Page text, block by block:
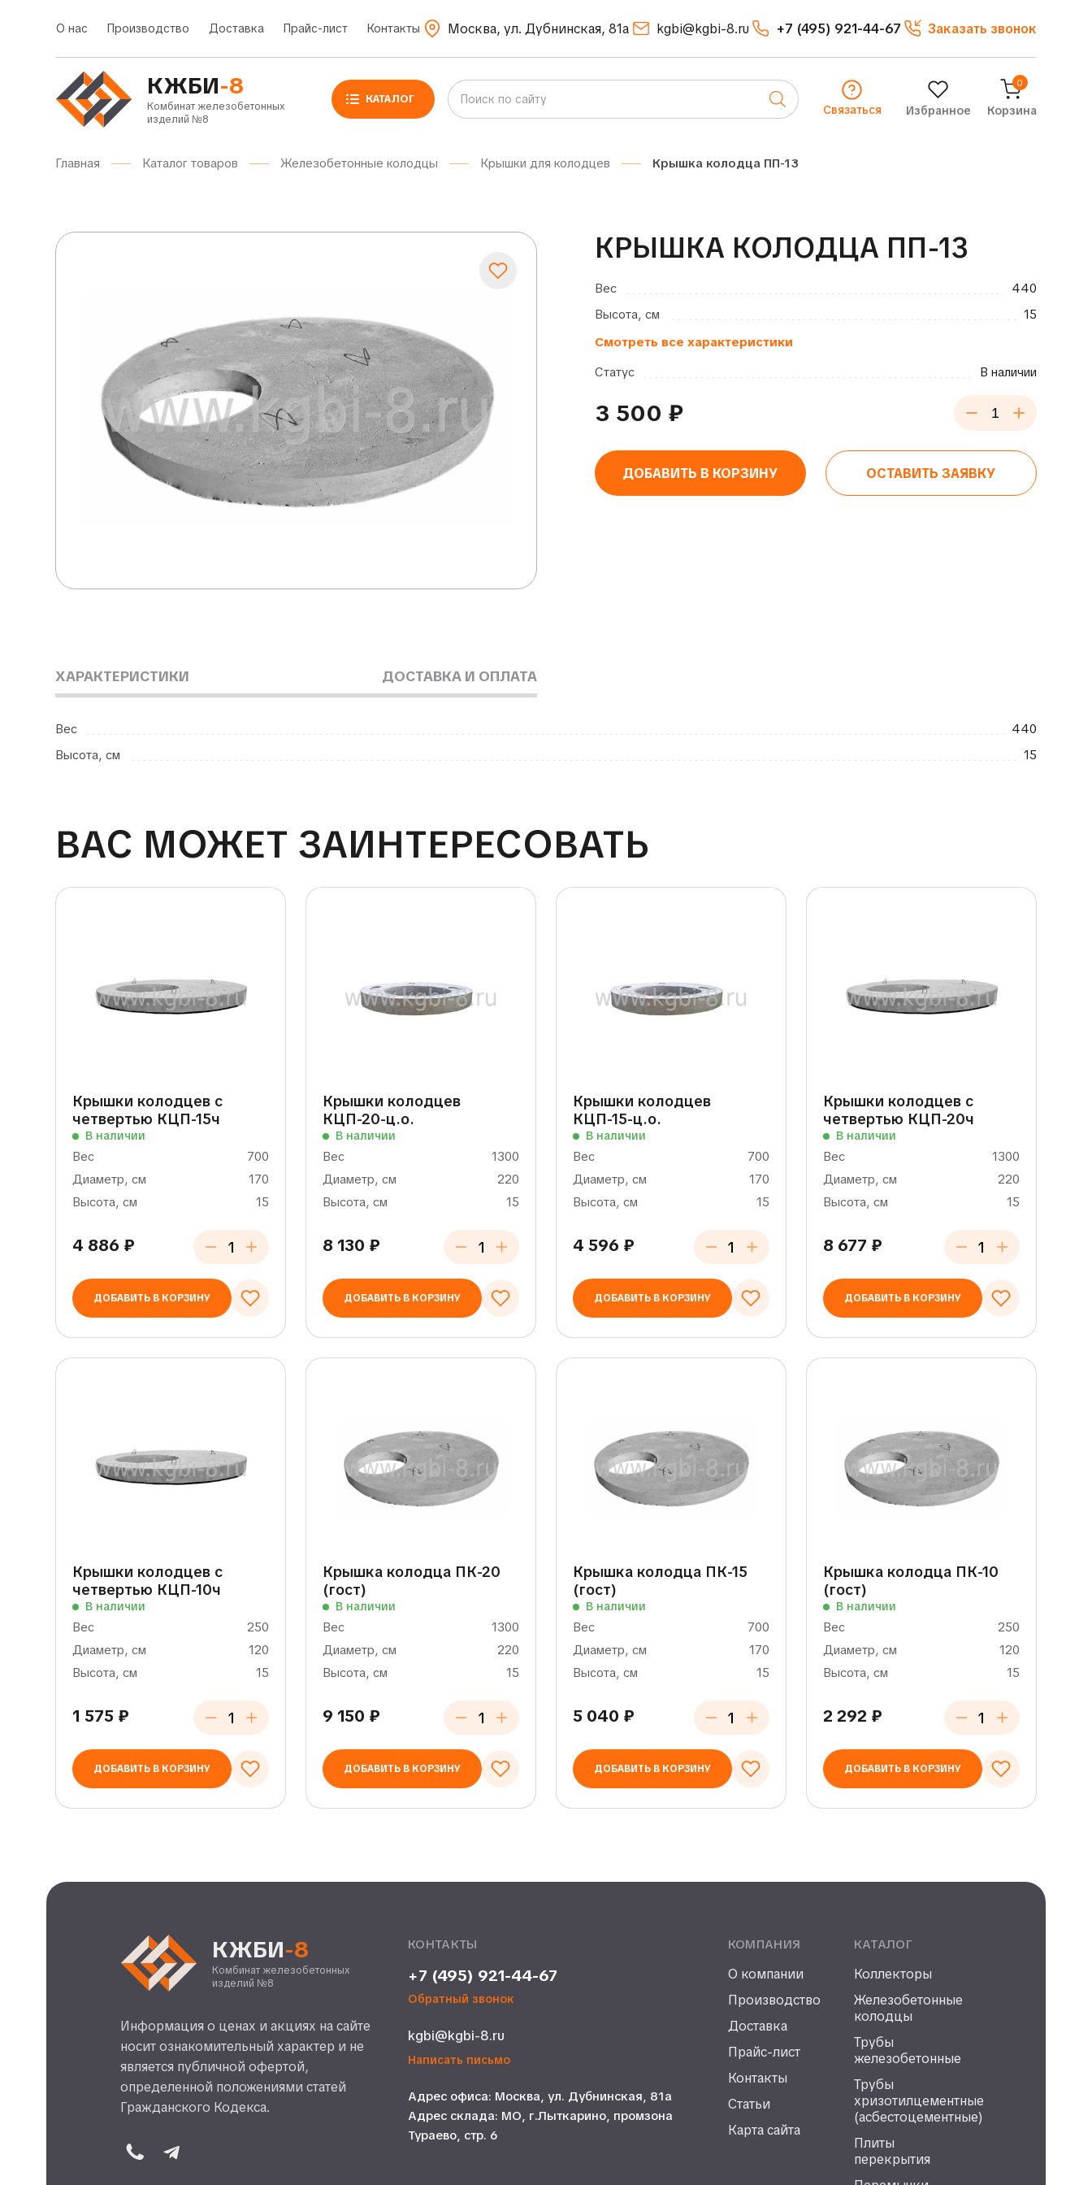
О нас Производство Доставка Прайс-лист Контакты Москва, ул. Дубнинская, 81а kgbi@kgbi-8.ru +7 (495) 921-44-67 Заказать звонок
КЖБИ-8
Комбинат железобетонных
изделий №8
КАТАЛОГ
Связаться Избранное
0
Корзина
Главная Каталог товаров Железобетонные колодцы Крышки для колодцев Крышка колодца ПП-13
КРЫШКА КОЛОДЦА ПП-13
Вес
440
Высота, см
15
Смотреть все характеристики
Статус
В наличии
3 500 ₽
ДОБАВИТЬ В КОРЗИНУ ОСТАВИТЬ ЗАЯВКУ
ХАРАКТЕРИСТИКИ ДОСТАВКА И ОПЛАТА
Вес
440
Высота, см
15
ВАС МОЖЕТ ЗАИНТЕРЕСОВАТЬ
Крышки колодцев с
четвертью КЦП-15ч
В наличии
Вес
700
Диаметр, см
170
Высота, см
15
4 886 ₽
ДОБАВИТЬ В КОРЗИНУ
Крышки колодцев
КЦП-20-ц.о.
В наличии
Вес
1300
Диаметр, см
220
Высота, см
15
8 130 ₽
ДОБАВИТЬ В КОРЗИНУ
Крышки колодцев
КЦП-15-ц.о.
В наличии
Вес
700
Диаметр, см
170
Высота, см
15
4 596 ₽
ДОБАВИТЬ В КОРЗИНУ
Крышки колодцев с
четвертью КЦП-20ч
В наличии
Вес
1300
Диаметр, см
220
Высота, см
15
8 677 ₽
ДОБАВИТЬ В КОРЗИНУ
Крышки колодцев с
четвертью КЦП-10ч
В наличии
Вес
250
Диаметр, см
120
Высота, см
15
1 575 ₽
ДОБАВИТЬ В КОРЗИНУ
Крышка колодца ПК-20
(гост)
В наличии
Вес
1300
Диаметр, см
220
Высота, см
15
9 150 ₽
ДОБАВИТЬ В КОРЗИНУ
Крышка колодца ПК-15
(гост)
В наличии
Вес
700
Диаметр, см
170
Высота, см
15
5 040 ₽
ДОБАВИТЬ В КОРЗИНУ
Крышка колодца ПК-10
(гост)
В наличии
Вес
250
Диаметр, см
120
Высота, см
15
2 292 ₽
ДОБАВИТЬ В КОРЗИНУ
КЖБИ-8
Комбинат железобетонных
изделий №8
Информация о ценах и акциях на сайте
носит ознакомительный характер и не
является публичной офертой,
определенной положениями статей
Гражданского Кодекса.
КОНТАКТЫ
+7 (495) 921-44-67
Обратный звонок
kgbi@kgbi-8.ru
Написать письмо
Адрес офиса: Москва, ул. Дубнинская, 81а
Адрес склада: МО, г.Лыткарино, промзона
Тураево, стр. 6
КОМПАНИЯ
О компании
Производство
Доставка
Прайс-лист
Контакты
Статьи
Карта сайта
КАТАЛОГ
Коллекторы
Железобетонные
колодцы
Трубы
железобетонные
Трубы
хризотилцементные
(асбестоцементные)
Плиты
перекрытия